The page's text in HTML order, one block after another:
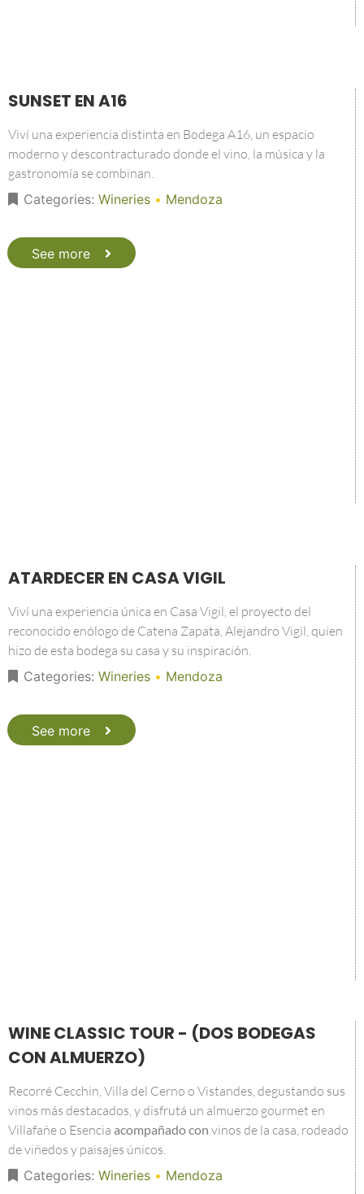
SUNSET EN A16
Viví una experiencia distinta en Bodega A16, un espacio
moderno y descontracturado donde el vino, la música y la
gastronomía se combinan.
Categories: Wineries • Mendoza
See more
ATARDECER EN CASA VIGIL
Viví una experiencia única en Casa Vigil, el proyecto del
reconocido enólogo de Catena Zapata, Alejandro Vigil, quien
hizo de esta bodega su casa y su inspiración.
Categories: Wineries • Mendoza
See more
WINE CLASSIC TOUR - (DOS BODEGAS
CON ALMUERZO)
Recorré Cecchin, Villa del Cerno o Vistandes, degustando sus
vinos más destacados, y disfrutá un almuerzo gourmet en
Villafañe o Esencia acompañado con vinos de la casa, rodeado
de viñedos y paisajes únicos.
Categories: Wineries • Mendoza